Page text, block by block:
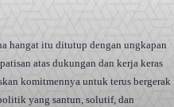
hangat itu ditutup dengan ungkapan
atas dukungan dan kerja keras
komitmennya untuk terus bergerak
yang santun, solutif, dan